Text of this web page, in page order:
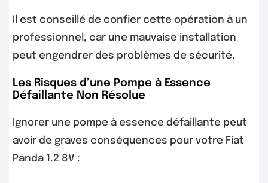
Il est conseillé de confier cette opération à un
professionnel, car une mauvaise installation
peut engendrer des problèmes de sécurité.
Les Risques d’une Pompe à Essence
Défaillante Non Résolue
Ignorer une pompe à essence défaillante peut
avoir de graves conséquences pour votre Fiat
Panda 1.2 8V :